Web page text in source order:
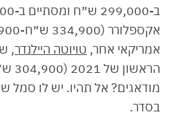
אמריקאי אחר, טויוטה היילנדר,
מודאגים? אל תהיו. יש לו סמל
בסדר.